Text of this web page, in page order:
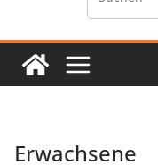
Erwachsene